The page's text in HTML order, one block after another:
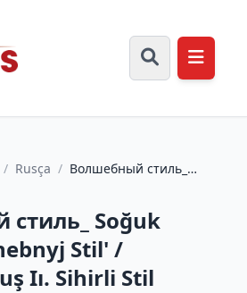
/ Rusça / Волшебный стиль_
Soğuk
Stil' /
Iı. Sihirli Stil